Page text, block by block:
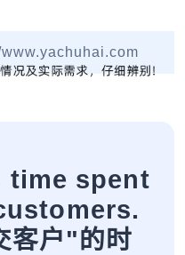
time spent
客户"的时